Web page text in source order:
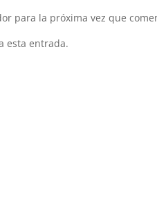
para la próxima vez que
esta entrada.